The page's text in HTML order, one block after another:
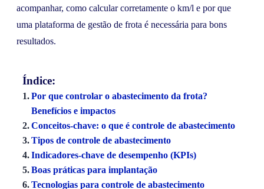
acompanhar, como calcular corretamente o km/l e por que
uma plataforma de gestão de frota é necessária para bons
resultados.
Índice:
Por que controlar o abastecimento da frota?
Benefícios e impactos
Conceitos-chave: o que é controle de abastecimento
Tipos de controle de abastecimento
Indicadores-chave de desempenho (KPIs)
Boas práticas para implantação
Tecnologias para controle de abastecimento